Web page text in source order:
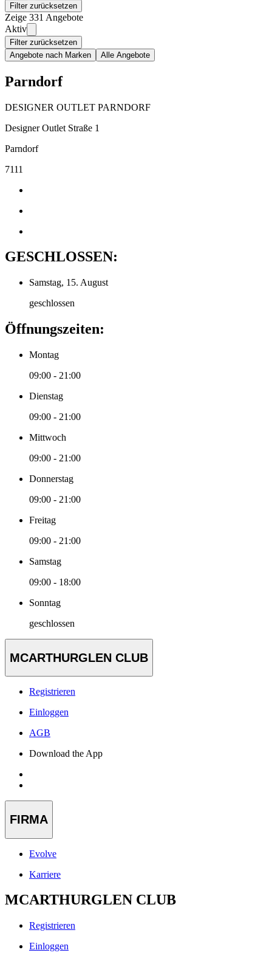
Filter zurücksetzen
Zeige 331 Angebote
Aktiv
Filter zurücksetzen
Angebote nach Marken
Alle Angebote
Parndorf
DESIGNER OUTLET PARNDORF
Designer Outlet Straße 1
Parndorf
7111
GESCHLOSSEN:
Samstag, 15. August
geschlossen
Öffnungszeiten:
Montag
09:00 - 21:00
Dienstag
09:00 - 21:00
Mittwoch
09:00 - 21:00
Donnerstag
09:00 - 21:00
Freitag
09:00 - 21:00
Samstag
09:00 - 18:00
Sonntag
geschlossen
MCARTHURGLEN CLUB
Registrieren
Einloggen
AGB
Download the App
FIRMA
Evolve
Karriere
MCARTHURGLEN CLUB
Registrieren
Einloggen